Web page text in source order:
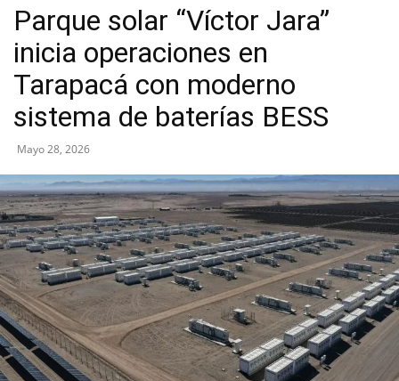
Parque solar “Víctor Jara”
inicia operaciones en
Tarapacá con moderno
sistema de baterías BESS
Mayo 28, 2026